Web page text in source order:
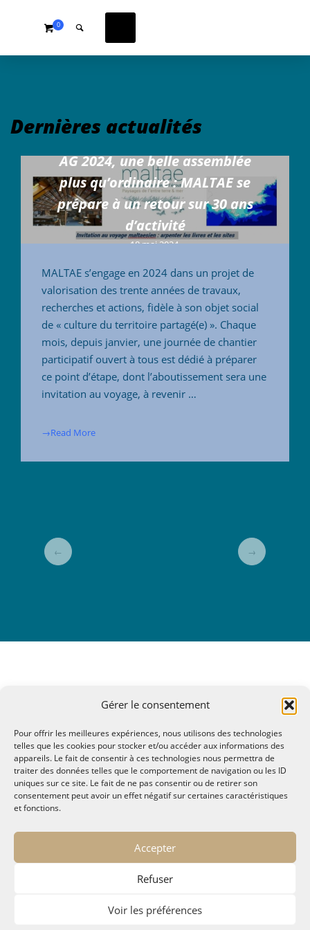
Gérer le consentement
Pour offrir les meilleures expériences, nous utilisons des technologies
telles que les cookies pour stocker et/ou accéder aux informations des
appareils. Le fait de consentir à ces technologies nous permettra de
traiter des données telles que le comportement de navigation ou les ID
uniques sur ce site. Le fait de ne pas consentir ou de retirer son
consentement peut avoir un effet négatif sur certaines caractéristiques
et fonctions.
Accepter
Refuser
Voir les préférences
0
Dernières actualités
AG 2024, une belle assemblée
plus qu’ordinaire : MALTAE se
prépare à un retour sur 30 ans
d’activité
18 mai 2024
MALTAE s’engage en 2024 dans un projet de
valorisation des trente années de travaux,
recherches et actions, fidèle à son objet social
de « culture du territoire partagé(e) ». Chaque
mois, depuis janvier, une journée de chantier
participatif ouvert à tous est dédié à préparer
ce point d’étape, dont l’aboutissement sera une
invitation au voyage, à revenir …
→Read More
← →
© MALTAE, Mémoire A Lire, Territoire A l'Ecoute / 1995-
2025
32, chemin Saint Lazare - Hyères 83400
maltae2(arobase)gmail.com